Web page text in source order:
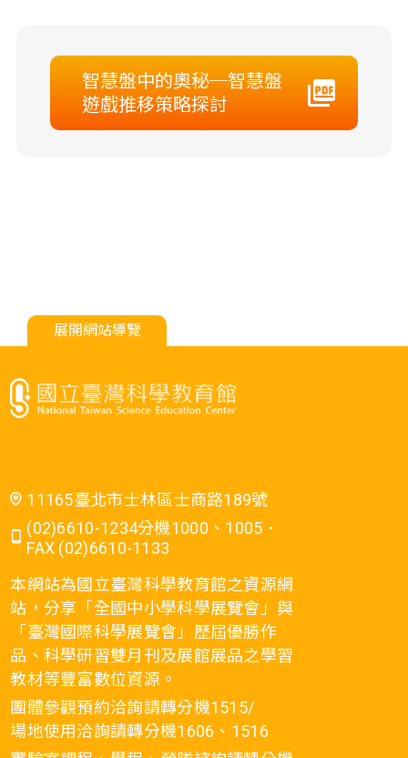
智慧盤中的奧秘─智慧盤
遊戲推移策略探討
展開網站導覽
11165臺北市士林區士商路189號
(02)6610-1234分機1000、1005．
FAX (02)6610-1133
本網站為國立臺灣科學教育館之資源網
站，分享「全國中小學科學展覽會」與
「臺灣國際科學展覽會」歷屆優勝作
品、科學研習雙月刊及展館展品之學習
教材等豐富數位資源。
團體參觀預約洽詢請轉分機1515/
場地使用洽詢請轉分機1606、1516